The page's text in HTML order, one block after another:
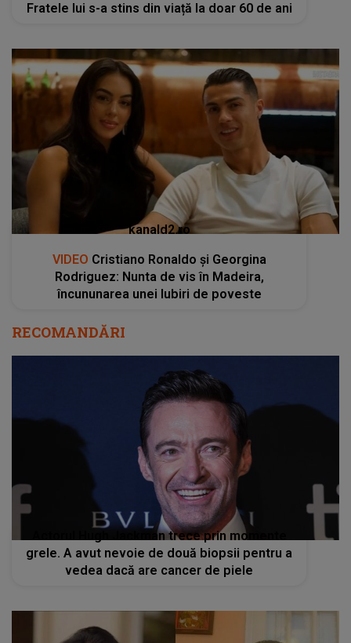
Fratele lui s-a stins din viață la doar 60 de ani
kanald2.ro
VIDEO Cristiano Ronaldo și Georgina
Rodriguez: Nunta de vis în Madeira,
încununarea unei Iubiri de poveste
RECOMANDĂRI
Actorul Hugh Jackman trece prin momente
grele. A avut nevoie de două biopsii pentru a
vedea dacă are cancer de piele